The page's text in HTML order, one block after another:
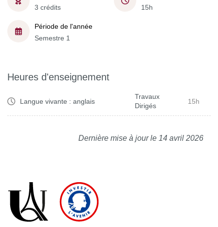
3 crédits
15h
Période de l'année
Semestre 1
Heures d'enseignement
Langue vivante : anglais
Travaux
Dirigés
15h
Dernière mise à jour le 14 avril 2026